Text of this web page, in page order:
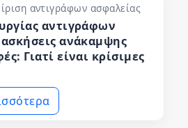
αντιγράφων ασφαλείας
αντιγράφων
ανάκαμψης
Γιατί είναι κρίσιμες